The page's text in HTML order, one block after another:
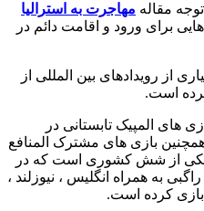
مقاله مهاجرت به استرالیا
برای ورود و اقامت دائم در
از رویدادهای بین المللی از
است.
های المپیک تابستانی در
(1956) و سیدنی (2000) و همچنین بازی های مشترک المنافع
یکی از شش کشوری است که در
به همراه انگلیس ، نیوزلند ،
بازی کرده است.